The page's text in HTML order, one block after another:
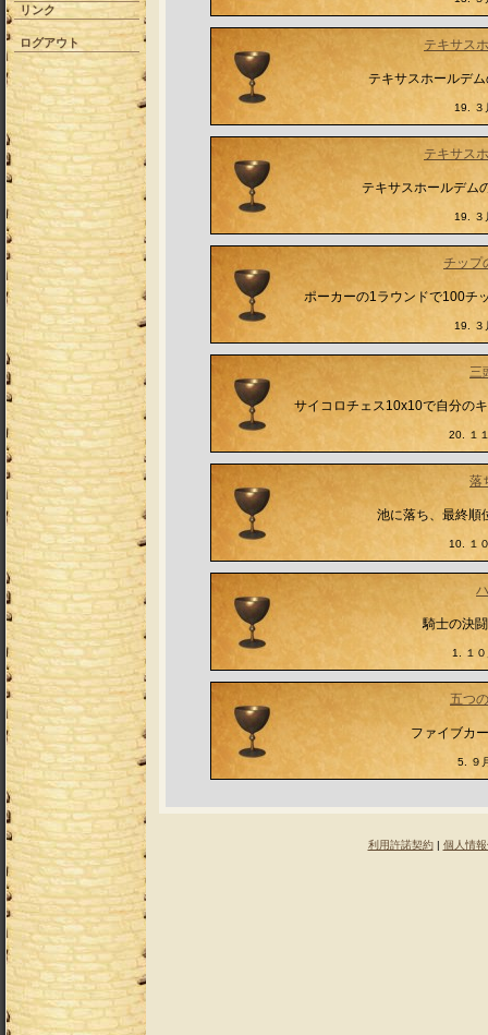
リンク
ログアウト テキサス
テキサスホールデ
19. ３
テキサス
テキサスホールデム
19. ３
チップ
ポーカーの1ラウンドで100チ
19. ３
三
サイコロチェス10x10で自分の
20. １
落
池に落ち、最終順
10. １
騎士の決
1. １
五つ
ファイブカ
5. ９
利用許諾契約| 個人情